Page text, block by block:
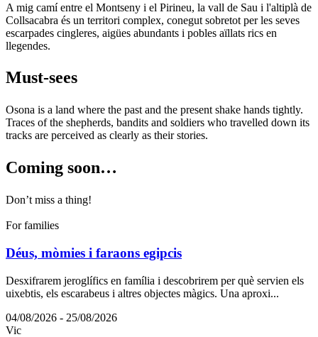
A mig camí entre el Montseny i el Pirineu, la vall de Sau i l'altiplà de
Collsacabra és un territori complex, conegut sobretot per les seves
escarpades cingleres, aigües abundants i pobles aïllats rics en
llegendes.
Must-sees
Osona is a land where the past and the present shake hands tightly.
Traces of the shepherds, bandits and soldiers who travelled down its
tracks are perceived as clearly as their stories.
Coming soon…
Don’t miss a thing!
For families
Déus, mòmies i faraons egipcis
Desxifrarem jeroglífics en família i descobrirem per què servien els
uixebtis, els escarabeus i altres objectes màgics. Una aproxi...
04/08/2026 - 25/08/2026
Vic